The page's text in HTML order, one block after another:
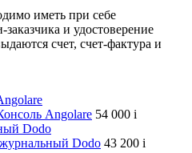
иметь при себе
и удостоверение
счет, счет-фактура и
Angolare 54 000 i
Dodo 43 200 i